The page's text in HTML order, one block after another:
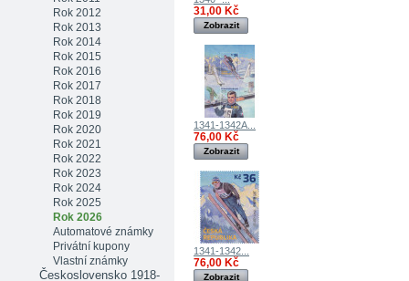
Rok 2012
Rok 2013
Rok 2014
Rok 2015
Rok 2016
Rok 2017
Rok 2018
Rok 2019
Rok 2020
Rok 2021
Rok 2022
Rok 2023
Rok 2024
Rok 2025
Rok 2026
Automatové známky
Privátní kupony
Vlastní známky
Československo 1918-
31,00 Kč
Zobrazit
1341-1342A...
76,00 Kč
Zobrazit
1341-1342...
76,00 Kč
Zobrazit